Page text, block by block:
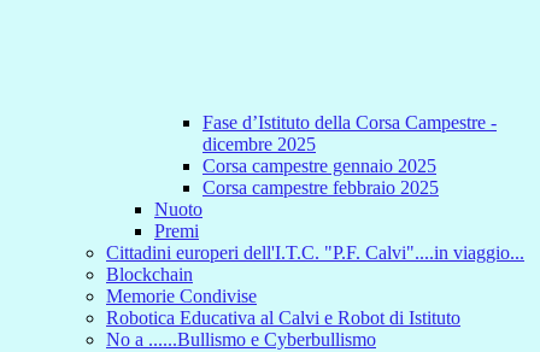
Fase d’Istituto della Corsa Campestre -
dicembre 2025
Corsa campestre gennaio 2025
Corsa campestre febbraio 2025
Nuoto
Premi
Cittadini europeri dell'I.T.C. "P.F. Calvi"....in viaggio...
Blockchain
Memorie Condivise
Robotica Educativa al Calvi e Robot di Istituto
No a ......Bullismo e Cyberbullismo